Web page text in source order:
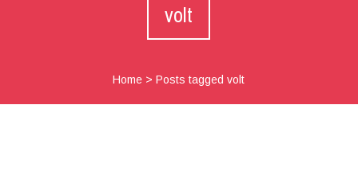
volt
Home >Posts tagged volt